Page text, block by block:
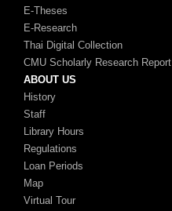
E-Theses
E-Research
Thai Digital Collection
CMU Scholarly Research Report
ABOUT US
History
Staff
Library Hours
Regulations
Loan Periods
Map
Virtual Tour